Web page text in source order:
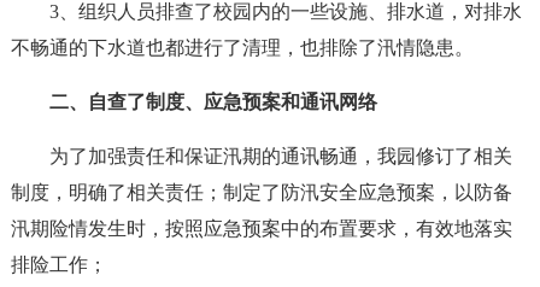
3、组织人员排查了校园内的一些设施、排水道，对排水
不畅通的下水道也都进行了清理，也排除了汛情隐患。
二、自查了制度、应急预案和通讯网络
为了加强责任和保证汛期的通讯畅通，我园修订了相关
制度，明确了相关责任；制定了防汛安全应急预案，以防备
汛期险情发生时，按照应急预案中的布置要求，有效地落实
排险工作；